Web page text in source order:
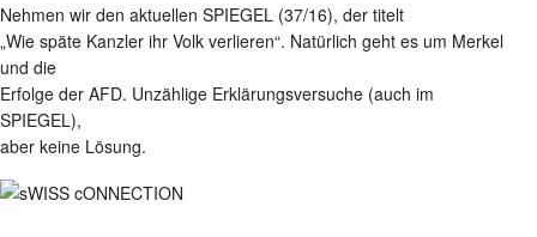
Nehmen wir den aktuellen SPIEGEL (37/16), der titelt
„Wie späte Kanzler ihr Volk verlieren“. Natürlich geht es um Merkel
und die
Erfolge der AFD. Unzählige Erklärungsversuche (auch im
SPIEGEL),
aber keine Lösung.